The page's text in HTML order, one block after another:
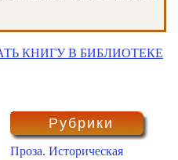
КНИГУ В БИБЛИОТЕКЕ
Рубрики
Проза. Историческая